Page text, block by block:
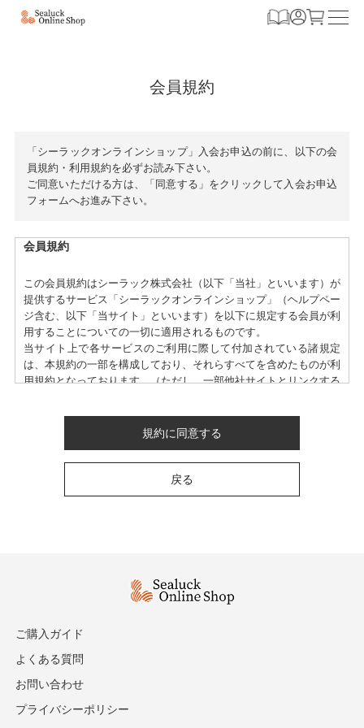
会員規約
「シーラックオンラインショップ」入会お申込の前に、以下の会
員規約・利用規約を必ずお読み下さい。
ご同意いただける方は、「同意する」をクリックして入会お申込
フォームへお進み下さい。
会員規約
この会員規約はシーラック株式会社（以下「当社」といいます）が
提供するサービス「シーラックオンラインショップ」（ヘルプペー
ジ含む、以下「当サイト」といいます）を以下に規定する会員が利
用することについての一切に適用されるものです。
当サイト上で各サービスのご利用に際して付加されている諸規定
は、本規約の一部を構成しており、それらすべてを含めたものが利
用規約となっております。（ただし、一部他社サイトとリンクする
ク先の規約に従うものとします）
本規約の変更にご注意下さい
1. 当社は、会員の了承を得ることなく本規約を随時変更すること
ができるものとし、会員はこれを承諾します。
2. 前項の変更については、当サイト上に1ヵ月間表示した時点で、
は、会員に対し随時必要な事項を通知します。
2. 前項の通知は、当サイト上に表示した時点で全ての会員に通知
会員登録について
なお会員登録は無料です。
※ログインには、会員登録時に入力したメールアドレスおよびパス
規約に同意する
戻る
ご購入ガイド
よくある質問
お問い合わせ
プライバシーポリシー